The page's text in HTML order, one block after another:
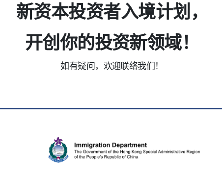
新资本投资者入境计划，
开创你的投资新领域！
如有疑问，欢迎联络我们！